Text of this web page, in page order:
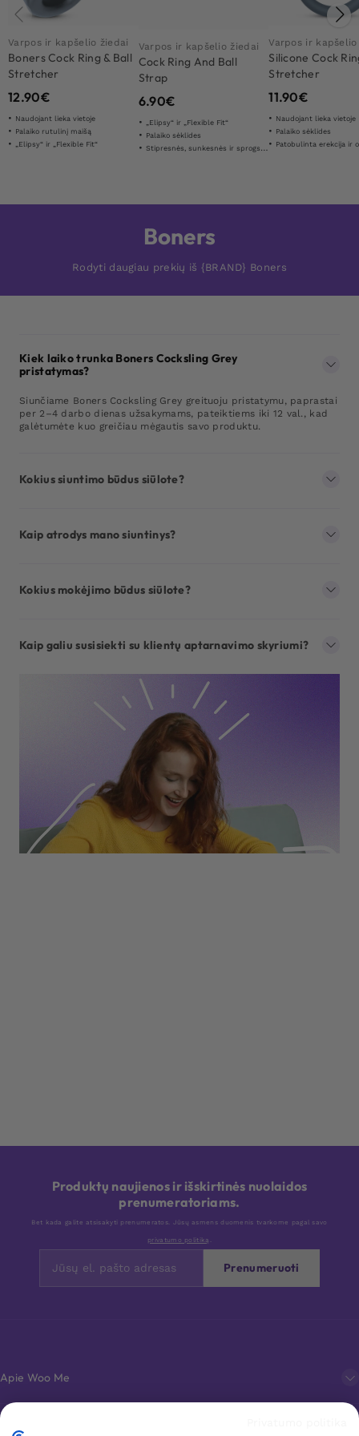
Varpos ir kapšelio žiedai
Boners Cock Ring & Ball
Stretcher
12.90€
Naudojant lieka vietoje
Palaiko rutulinį maišą
„Elipsy“ ir „Flexible Fit“
Varpos ir kapšelio žiedai
Cock Ring And Ball
Strap
6.90€
„Elipsy“ ir „Flexible Fit“
Palaiko sėklides
Stipresnės, sunkesnės ir sprogstamesnės erekcijos
Varpos ir
Silicone Cock
Stretcher
11.90€
Naudojant lieka vietoje
Palaiko sėklides
Patobulinta erekcija ir
Boners
Rodyti daugiau prekių iš {BRAND} Boners
Kiek laiko trunka Boners Cocksling Grey
pristatymas?
Siunčiame Boners Cocksling Grey greituoju pristatymu, paprastai
per 2–4 darbo dienas užsakymams, pateiktiems iki 12 val., kad
galėtumėte kuo greičiau mėgautis savo produktu.
Kokius siuntimo būdus siūlote?
Kaip atrodys mano siuntinys?
Kokius mokėjimo būdus siūlote?
Kaip galiu susisiekti su klientų aptarnavimo skyriumi?
Produktų naujienos ir išskirtinės nuolaidos
prenumeratoriams.
Bet kada galite atsisakyti prenumeratos. Jūsų asmens duomenis tvarkome pagal savo
privatumo politiką .
Prenumeruoti
Apie Woo Me
Klientų aptarnavimas